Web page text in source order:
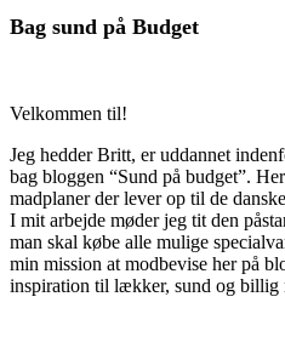
Bag sund på Budget
Velkommen til!
Jeg hedder Britt, er uddannet
bag bloggen “Sund på budget”.
madplaner der lever op til de
I mit arbejde møder jeg tit den
man skal købe alle mulige
min mission at modbevise her på
inspiration til lækker, sund og billig